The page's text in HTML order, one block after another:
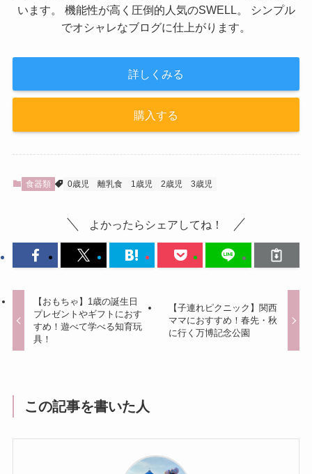
います。 機能性が高く圧倒的人気のSWELL。 シンプル
でオシャレなブログに仕上がります。
詳しくみる
購入する
食器類 0歳児 離乳食 1歳児 2歳児 3歳児
よかったらシェアしてね！
【おもちゃ】1歳の誕生日
プレゼントやギフトにおす
すめ！遊べて学べる知育玩
具！
【子連れピクニック】関西
ママにおすすめ！春先・秋
に行く万博記念公園
この記事を書いた人